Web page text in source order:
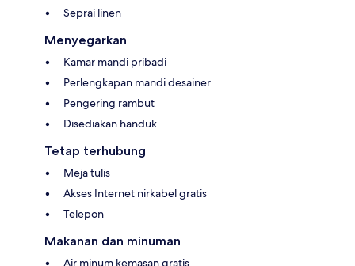
Seprai linen
Menyegarkan
Kamar mandi pribadi
Perlengkapan mandi desainer
Pengering rambut
Disediakan handuk
Tetap terhubung
Meja tulis
Akses Internet nirkabel gratis
Telepon
Makanan dan minuman
Air minum kemasan gratis